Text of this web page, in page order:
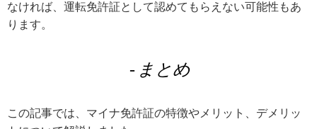
なければ、運転免許証として認めてもらえない可能性もあ
ります。
まとめ
この記事では、マイナ免許証の特徴やメリット、デメリッ